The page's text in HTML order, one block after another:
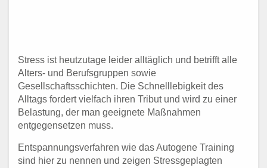
Stress ist heutzutage leider alltäglich und betrifft alle
Alters- und Berufsgruppen sowie
Gesellschaftsschichten. Die Schnelllebigkeit des
Alltags fordert vielfach ihren Tribut und wird zu einer
Belastung, der man geeignete Maßnahmen
entgegensetzen muss.
Entspannungsverfahren wie das Autogene Training
sind hier zu nennen und zeigen Stressgeplagten